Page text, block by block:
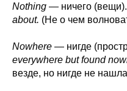
Nothing — ничего (вещи).
about. (Не о чем
Nowhere — нигде
everywhere but found
везде, но нигде не